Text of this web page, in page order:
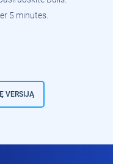
5 minutes.
VERSIJĄ